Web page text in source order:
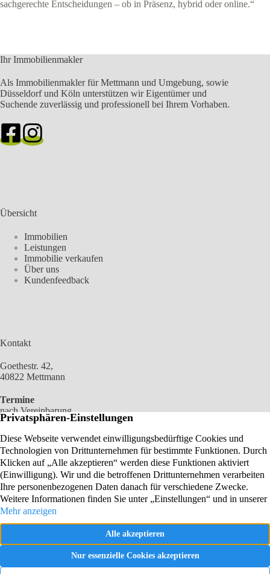
sachgerechte Entscheidungen – ob in Präsenz, hybrid oder online.“
Ihr Immobilienmakler
Als Immobilienmakler für Mettmann und Umgebung, sowie
Düsseldorf und Köln unterstützen wir Eigentümer und
Suchende zuverlässig und professionell bei Ihrem Vorhaben.
Übersicht
Immobilien
Leistungen
Immobilie verkaufen
Über uns
Kundenfeedback
Kontakt
Goethestr. 42,
40822 Mettmann
Termine
nach Vereinbarung
0172 6904449